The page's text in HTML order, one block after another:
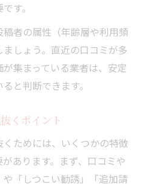
す。
者の属性（年齢層や利用頻
しょう。直近の口コミが多
集まっている業者は、安定
と判断できます。
くポイント
ためには、いくつかの特徴
あります。まず、口コミや
「しつこい勧誘」「追加請